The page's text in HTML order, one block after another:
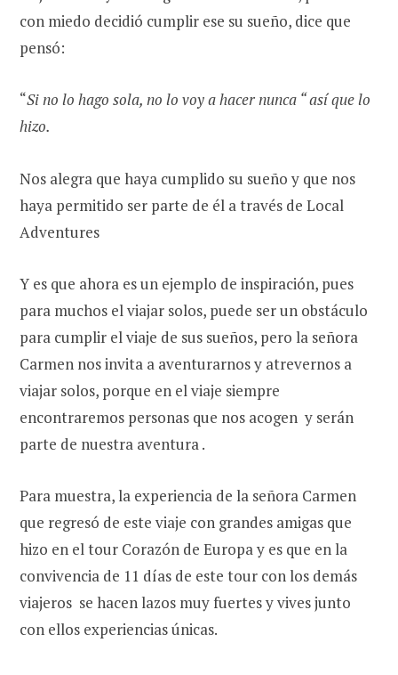
con miedo decidió cumplir ese su sueño, dice que
pensó:
“Si no lo hago sola, no lo voy a hacer nunca “ así que lo
hizo.
Nos alegra que haya cumplido su sueño y que nos
haya permitido ser parte de él a través de Local
Adventures
Y es que ahora es un ejemplo de inspiración, pues
para muchos el viajar solos, puede ser un obstáculo
para cumplir el viaje de sus sueños, pero la señora
Carmen nos invita a aventurarnos y atrevernos a
viajar solos, porque en el viaje siempre
encontraremos personas que nos acogen y serán
parte de nuestra aventura .
Para muestra, la experiencia de la señora Carmen
que regresó de este viaje con grandes amigas que
hizo en el tour Corazón de Europa y es que en la
convivencia de 11 días de este tour con los demás
viajeros se hacen lazos muy fuertes y vives junto
con ellos experiencias únicas.